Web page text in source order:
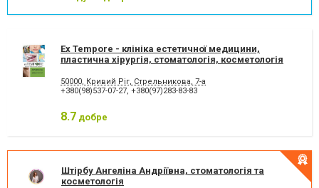
Ex Tempore - клініка естетичної медицини,
пластична хірургія, стоматологія, косметологія
50000, Кривий Ріг, Стрельникова, 7-а
+380(98)537-07-27, +380(97)283-83-83
8.7 добре
Штірбу Ангеліна Андріївна, стоматологія та
косметологія